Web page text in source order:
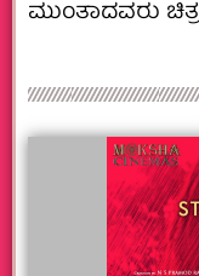
ಮುಂತಾದವರು